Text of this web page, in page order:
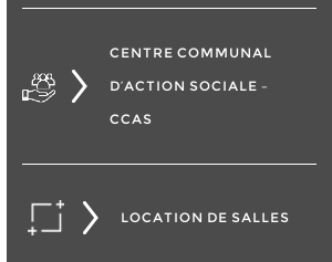
CENTRE COMMUNAL
D’ACTION SOCIALE –
CCAS
LOCATION DE SALLES